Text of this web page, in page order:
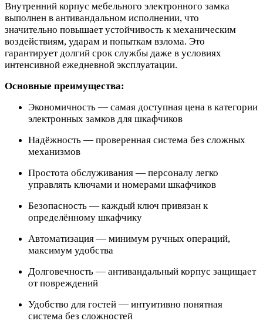
Внутренний корпус мебельного электронного замка
выполнен в антивандальном исполнении, что
значительно повышает устойчивость к механическим
воздействиям, ударам и попыткам взлома. Это
гарантирует долгий срок службы даже в условиях
интенсивной ежедневной эксплуатации.​
Основные преимущества:
Экономичность — самая доступная цена в категории
электронных замков для шкафчиков
Надёжность — проверенная система без сложных
механизмов
Простота обслуживания — персоналу легко
управлять ключами и номерами шкафчиков
Безопасность — каждый ключ привязан к
определённому шкафчику
Автоматизация — минимум ручных операций,
максимум удобства
Долговечность — антивандальный корпус защищает
от повреждений
Удобство для гостей — интуитивно понятная
система без сложностей